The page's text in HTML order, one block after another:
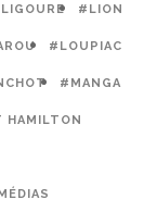
#LION
#LOUPIAC
#MANGA
HAMILTON